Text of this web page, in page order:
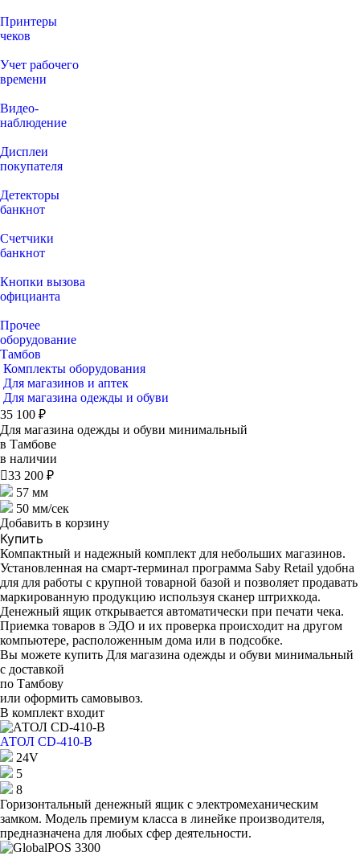
Принтеры
чеков
Учет рабочего
времени
Видео‑
наблюдение
Дисплеи
покупателя
Детекторы
банкнот
Счетчики
банкнот
Кнопки вызова
официанта
Прочее
оборудование
Тамбов
Комплекты оборудования
Для магазинов и аптек
Для магазина одежды и обуви
35 100 ₽
Для магазина одежды и обуви минимальный
в Тамбове
в наличии
33 200 ₽
57 мм
50 мм/сек
Добавить в корзину
Купить
Компактный и надежный комплект для небольших магазинов.
Установленная на смарт-терминал программа Saby Retail удобна
для для работы с крупной товарной базой и позволяет продавать
маркированную продукцию используя сканер штрихкода.
Денежный ящик открывается автоматически при печати чека.
Приемка товаров в ЭДО и их проверка происходит на другом
компьютере, расположенным дома или в подсобке.
Вы можете купить Для магазина одежды и обуви минимальный
с доставкой
по Тамбову
или оформить самовывоз.
В комплект входит
АТОЛ CD-410-В
24V
5
8
Горизонтальный денежный ящик с электромеханическим
замком. Модель премиум класса в линейке производителя,
предназначена для любых сфер деятельности.